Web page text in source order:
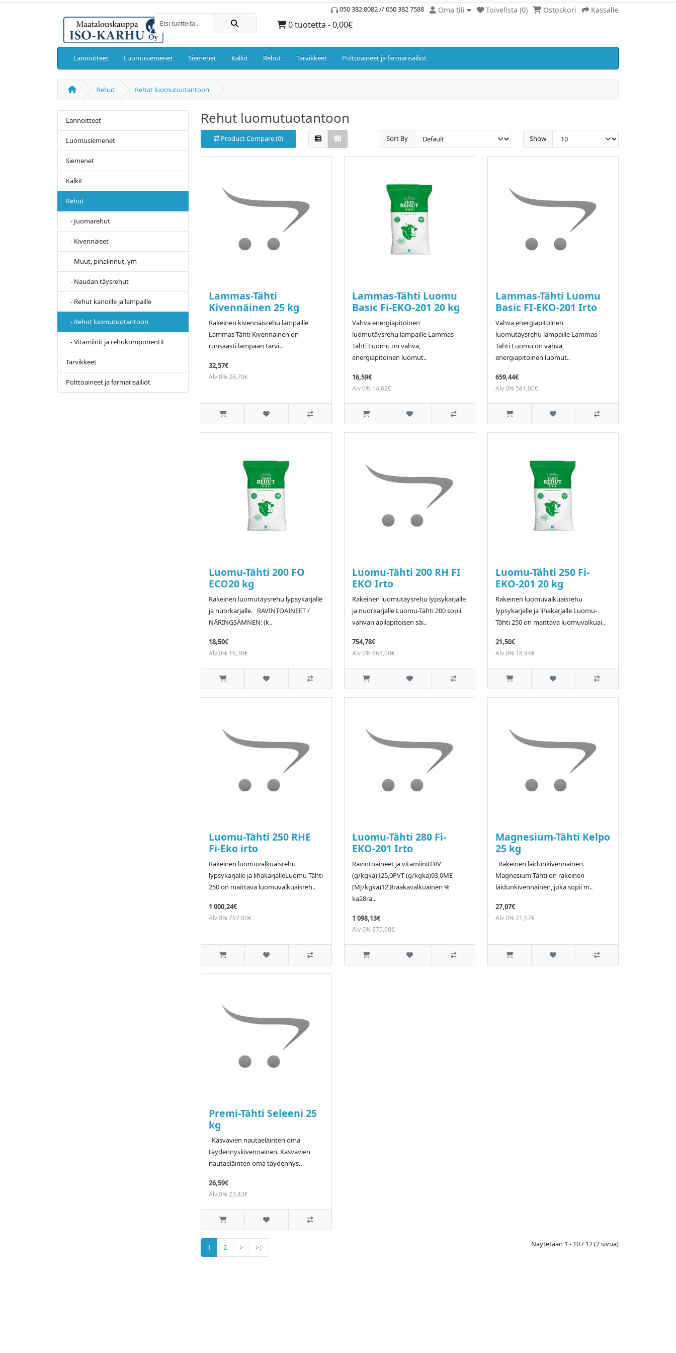
050 382 8082 // 050 382 7588 Oma tili Toivelista (0) Ostoskori Kassalle
0 tuotetta - 0,00€
Lannoitteet Luomusiemenet Siemenet Kalkit Rehut Tarvikkeet Polttoaineet ja farmarisäiliöt
Rehut Rehut luomutuotantoon
Lannoitteet
Luomusiemenet
Siemenet
Kalkit
Rehut
- Juomarehut
- Kivennäiset
- Muut, pihalinnut, ym
- Naudan täysrehut
- Rehut kanoille ja lampaille
- Rehut luomutuotantoon
- Vitamiinit ja rehukomponentit
Tarvikkeet
Polttoaineet ja farmarisäiliöt
Rehut luomutuotantoon
Product Compare (0) Sort By Show
Lammas-Tähti
Kivennäinen 25 kg
Rakeinen kivennäisrehu lampaille
Lammas-Tähti Kivennäinen on
runsaasti lampaan tarvi..
32,57€
Alv 0% 28,70€
Lammas-Tähti Luomu
Basic Fi-EKO-201 20 kg
Vahva energiapitoinen
luomutäysrehu lampaille Lammas-
Tähti Luomu on vahva,
energiapitoinen luomut..
16,59€
Alv 0% 14,62€
Lammas-Tähti Luomu
Basic FI-EKO-201 Irto
Vahva energiapitoinen
luomutäysrehu lampaille Lammas-
Tähti Luomu on vahva,
energiapitoinen luomut..
659,44€
Alv 0% 581,00€
Luomu-Tähti 200 FO
ECO20 kg
Rakeinen luomutäysrehu lypsykarjalle
ja nuorkarjalle. RAVINTOAINEET /
NÄRINGSÄMNEN: (k..
18,50€
Alv 0% 16,30€
Luomu-Tähti 200 RH FI
EKO Irto
Rakeinen luomutäysrehu lypsykarjalle
ja nuorkarjalle Luomu-Tähti 200 sopii
vahvan apilapitoisen säi..
754,78€
Alv 0% 665,00€
Luomu-Tähti 250 Fi-
EKO-201 20 kg
Rakeinen luomuvalkuaisrehu
lypsykarjalle ja lihakarjalle Luomu-
Tähti 250 on maittava luomuvalkuai..
21,50€
Alv 0% 18,94€
Luomu-Tähti 250 RHE
Fi-Eko irto
Rakeinen luomuvalkuaisrehu
lypsykarjalle ja lihakarjalleLuomu-Tähti
250 on maittava luomuvalkuaisreh..
1 000,24€
Alv 0% 797,00€
Luomu-Tähti 280 Fi-
EKO-201 Irto
Ravintoaineet ja vitamiinitOIV
(g/kgka)125,0PVT (g/kgka)93,0ME
(MJ/kgka)12,8raakavalkuainen %
ka28ra..
1 098,13€
Alv 0% 875,00€
Magnesium-Tähti Kelpo
25 kg
Rakeinen laidunkivennäinen.
Magnesium-Tähti on rakeinen
laidunkivennäinen, joka sopii m..
27,07€
Alv 0% 21,57€
Premi-Tähti Seleeni 25
kg
Kasvavien nautaeläinten oma
täydennyskivennäinen. Kasvavien
nautaeläinten oma täydennys..
26,59€
Alv 0% 23,43€
1 2 > >| Näytetään 1 - 10 / 12 (2 sivua)